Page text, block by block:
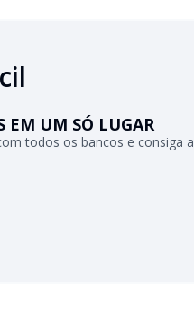
EM UM SÓ LUGAR
todos os bancos e consiga a